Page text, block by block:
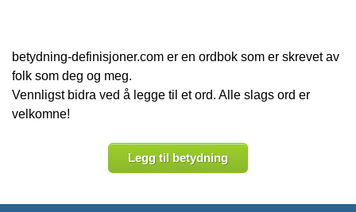
betydning-definisjoner.com er en ordbok som er skrevet av
folk som deg og meg.
Vennligst bidra ved å legge til et ord. Alle slags ord er
velkomne!
Legg til betydning